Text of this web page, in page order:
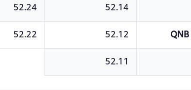
52.14
52.24
52.12
52.22
52.11